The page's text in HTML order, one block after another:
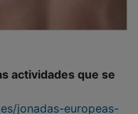
jonadas-europeas-